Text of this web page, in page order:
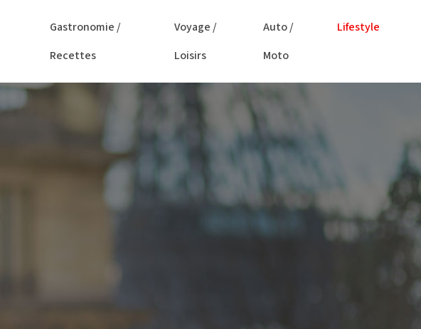
Gastronomie /
Recettes
Voyage /
Loisirs
Auto /
Moto
Lifestyle